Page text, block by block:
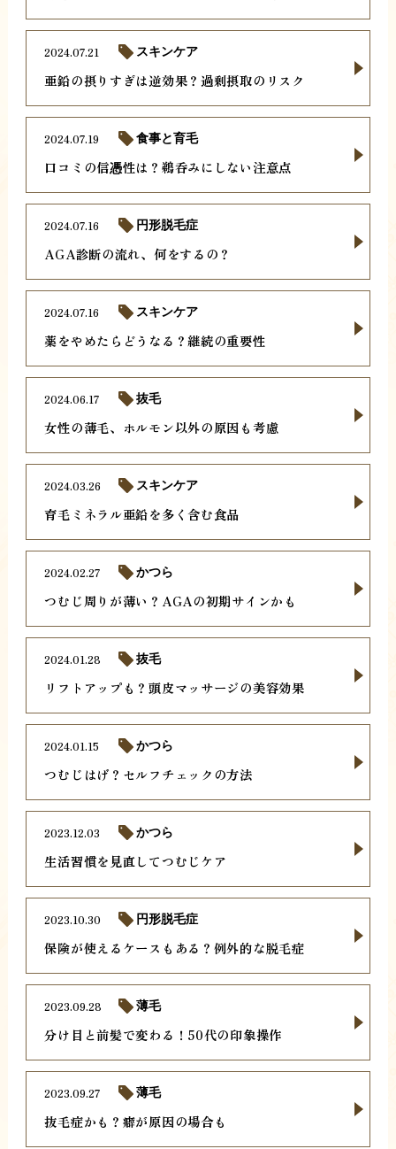
亜鉛の摂りすぎは逆効果？過剰摂取のリスク
2024.07.21 スキンケア
口コミの信憑性は？鵜呑みにしない注意点
2024.07.19 食事と育毛
AGA診断の流れ、何をするの？
2024.07.16 円形脱毛症
薬をやめたらどうなる？継続の重要性
2024.07.16 スキンケア
女性の薄毛、ホルモン以外の原因も考慮
2024.06.17 抜毛
育毛ミネラル亜鉛を多く含む食品
2024.03.26 スキンケア
つむじ周りが薄い？AGAの初期サインかも
2024.02.27 かつら
リフトアップも？頭皮マッサージの美容効果
2024.01.28 抜毛
つむじはげ？セルフチェックの方法
2024.01.15 かつら
生活習慣を見直してつむじケア
2023.12.03 かつら
保険が使えるケースもある？例外的な脱毛症
2023.10.30 円形脱毛症
分け目と前髪で変わる！50代の印象操作
2023.09.28 薄毛
抜毛症かも？癖が原因の場合も
2023.09.27 薄毛